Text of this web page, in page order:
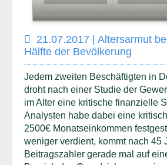
21.07.2017 | Altersarmut
Hälfte der Bevölkerung
Jedem zweiten Beschäftigten in
droht nach einer Studie der
im Alter eine kritische finanzielle
Analysten habe dabei eine
2500€ Monatseinkommen
weniger verdient, kommt nach 45
Beitragszahler gerade mal auf